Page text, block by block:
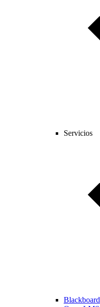
Servicios
Blackboard